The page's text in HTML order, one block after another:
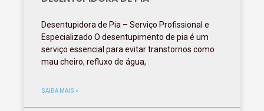
Desentupidora de Pia – Serviço Profissional e
Especializado O desentupimento de pia é um
serviço essencial para evitar transtornos como
mau cheiro, refluxo de água,
SAIBA MAIS »